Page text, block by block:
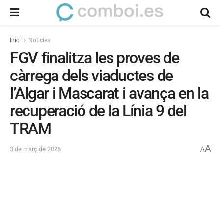
Inici Noticies
FGV finalitza les proves de
càrrega dels viaductes de
l’Algar i Mascarat i avança en la
recuperació de la Línia 9 del
TRAM
3 de març de 2026 AA